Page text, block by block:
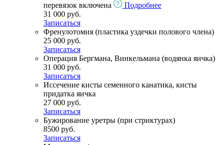
перевязок включена
Подробнее
31 000 руб.
Записаться
Френулотомия (пластика уздечки полового члена)
25 000 руб.
Записаться
Операция Бергмана, Винкельмана (водянка яичка)
31 000 руб.
Записаться
Иссечение кисты семенного канатика, кисты
придатка яичка
27 000 руб.
Записаться
Бужирование уретры (при стриктурах)
8500 руб.
Записаться